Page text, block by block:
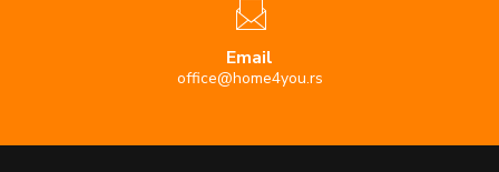
Email
office@home4you.rs